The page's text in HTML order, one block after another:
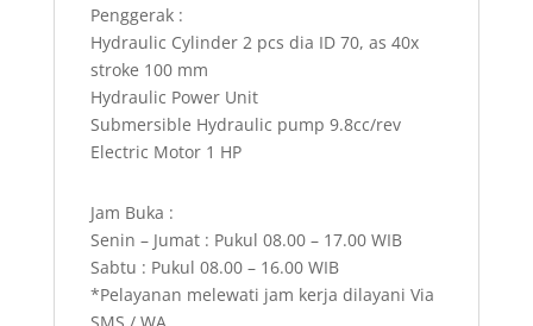
Penggerak :
Hydraulic Cylinder 2 pcs dia ID 70, as 40x
stroke 100 mm
Hydraulic Power Unit
Submersible Hydraulic pump 9.8cc/rev
Electric Motor 1 HP
Jam Buka :
Senin – Jumat : Pukul 08.00 – 17.00 WIB
Sabtu : Pukul 08.00 – 16.00 WIB
*Pelayanan melewati jam kerja dilayani Via